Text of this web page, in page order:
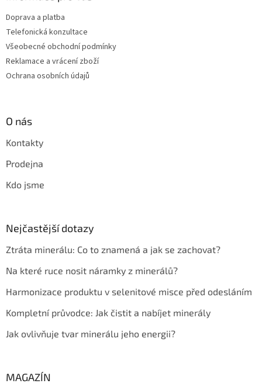
Doprava a platba
Telefonická konzultace
Všeobecné obchodní podmínky
Reklamace a vrácení zboží
Ochrana osobních údajů
O nás
Kontakty
Prodejna
Kdo jsme
Nejčastější dotazy
Ztráta minerálu: Co to znamená a jak se zachovat?
Na které ruce nosit náramky z minerálů?
Harmonizace produktu v selenitové misce před odesláním
Kompletní průvodce: Jak čistit a nabíjet minerály
Jak ovlivňuje tvar minerálu jeho energii?
MAGAZÍN